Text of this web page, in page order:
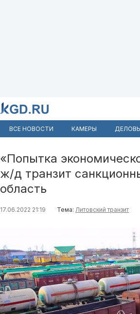
ВСЕ НОВОСТИ КАМЕРЫ
«Попытка
ж/д транзит
область
17.06.2022 21:19 Тема: Литовский транзит